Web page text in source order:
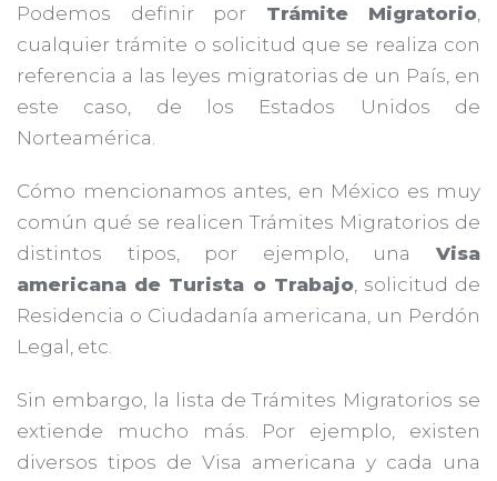
Podemos definir por Trámite Migratorio,
cualquier trámite o solicitud que se realiza con
referencia a las leyes migratorias de un País, en
este caso, de los Estados Unidos de
Norteamérica.
Cómo mencionamos antes, en México es muy
común qué se realicen Trámites Migratorios de
distintos tipos, por ejemplo, una Visa
americana de Turista o Trabajo, solicitud de
Residencia o Ciudadanía americana, un Perdón
Legal, etc.
Sin embargo, la lista de Trámites Migratorios se
extiende mucho más. Por ejemplo, existen
diversos tipos de Visa americana y cada una